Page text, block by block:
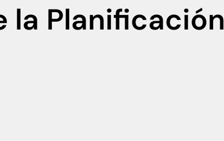
la Planificación